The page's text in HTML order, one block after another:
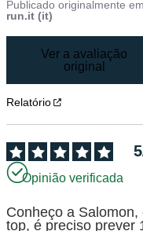
Publicado originalmente
run.it (it)
Ver a avaliação
original
Relatório
5
Opinião verificada
Conheço a Salomon,
top, é preciso prever